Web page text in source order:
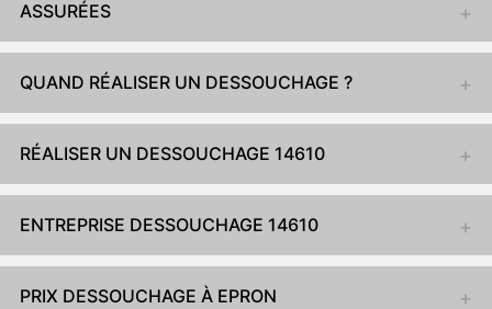
ASSURÉES
QUAND RÉALISER UN DESSOUCHAGE ?
RÉALISER UN DESSOUCHAGE 14610
ENTREPRISE DESSOUCHAGE 14610
PRIX DESSOUCHAGE À EPRON